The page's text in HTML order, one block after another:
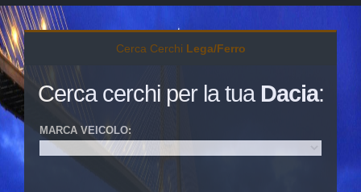
Cerca Cerchi Lega/Ferro
Cerca cerchi per la tua Dacia:
VETTURA
TRASPORTO
FUORISTRADA
MOTO
MARCA VEICOLO: